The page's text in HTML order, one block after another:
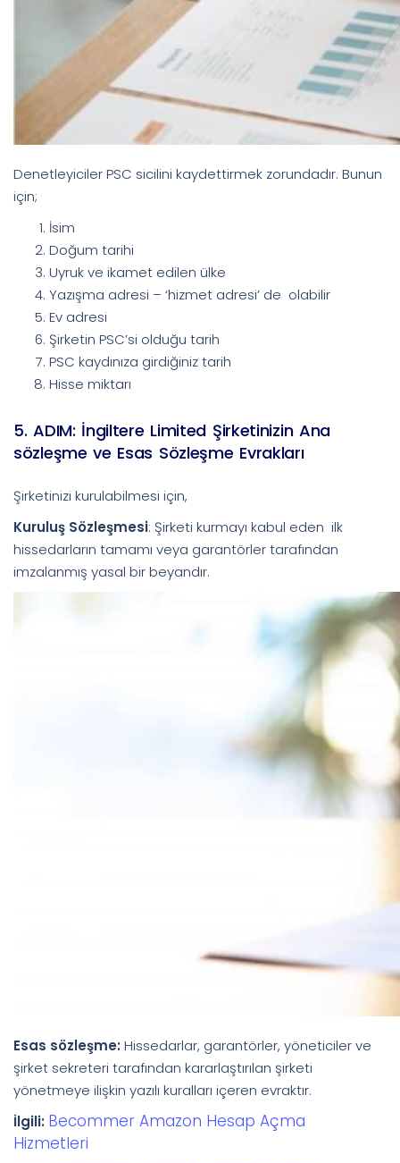
Denetleyiciler PSC sicilini kaydettirmek zorundadır. Bunun
için;
İsim
Doğum tarihi
Uyruk ve ikamet edilen ülke
Yazışma adresi – ‘hizmet adresi’ de olabilir
Ev adresi
Şirketin PSC’si olduğu tarih
PSC kaydınıza girdiğiniz tarih
Hisse miktarı
5. ADIM: İngiltere Limited Şirketinizin Ana
sözleşme ve Esas Sözleşme Evrakları
Şirketinizi kurulabilmesi için,
Kuruluş Sözleşmesi: Şirketi kurmayı kabul eden ilk
hissedarların tamamı veya garantörler tarafından
imzalanmış yasal bir beyandır.
Esas sözleşme: Hissedarlar, garantörler, yöneticiler ve
şirket sekreteri tarafından kararlaştırılan şirketi
yönetmeye ilişkin yazılı kuralları içeren evraktır.
İlgili: Becommer Amazon Hesap Açma
Hizmetleri